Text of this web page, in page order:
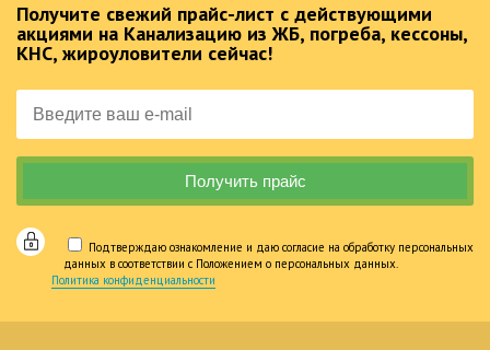
Получите свежий прайс-лист с действующими
акциями на Канализацию из ЖБ, погреба, кессоны,
КНС, жироуловители сейчас!
Подтверждаю ознакомление и даю согласие на обработку персональных
данных в соответствии с Положением о персональных данных.
Политика конфиденциальности